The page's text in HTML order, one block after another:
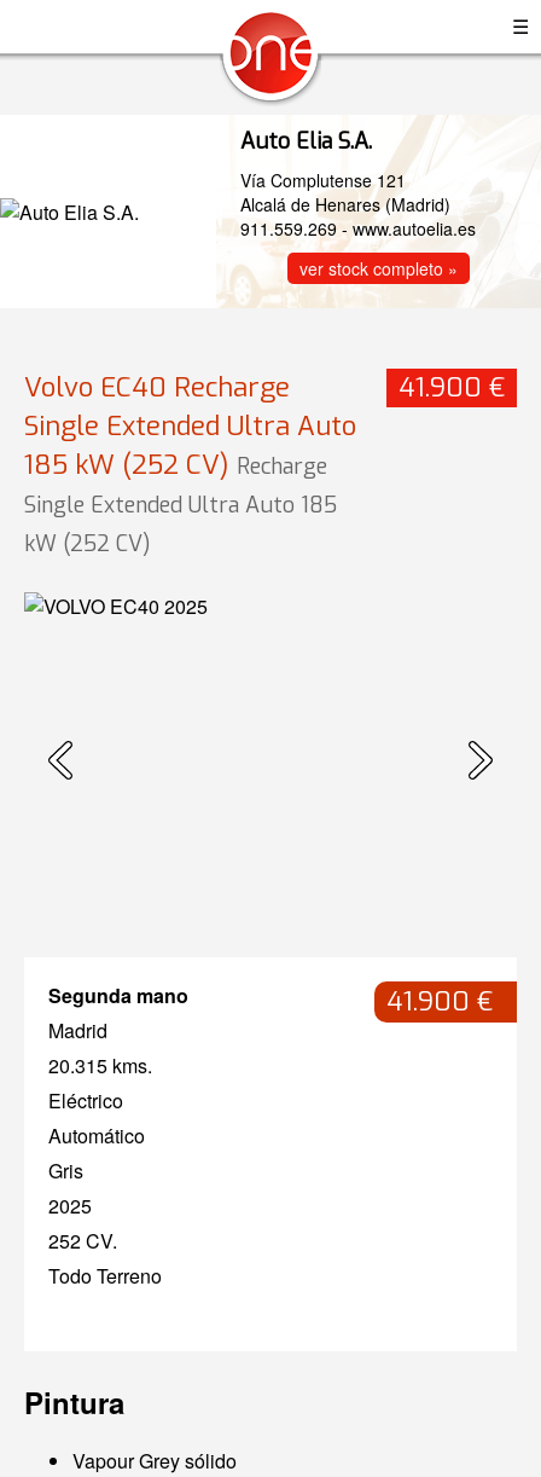
☰
Auto Elia S.A.
Vía Complutense 121
Alcalá de Henares (Madrid)
911.559.269 -www.autoelia.es
ver stock completo »
Volvo EC40 Recharge
Single Extended Ultra Auto
185 kW (252 CV) Recharge
Single Extended Ultra Auto 185
kW (252 CV)
41.900 €
Segunda mano
Madrid
20.315 kms.
Eléctrico
Automático
Gris
2025
252 CV.
Todo Terreno
41.900 €
Pintura
Vapour Grey sólido